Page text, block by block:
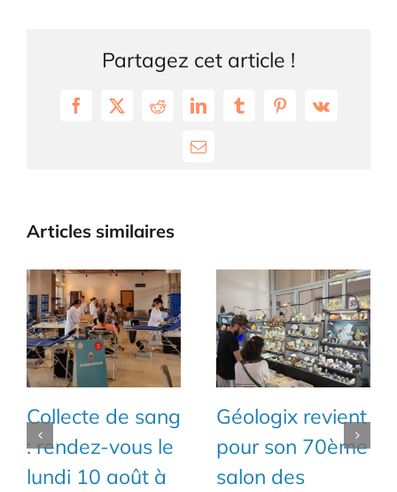
Partagez cet article !
Facebook
X RedditLinkedInTumblrPinterest
Vk
Email
Articles similaires
Collecte de sang
: rendez-vous le
lundi 10 août à
Géologix revient
pour son 70ème
salon des